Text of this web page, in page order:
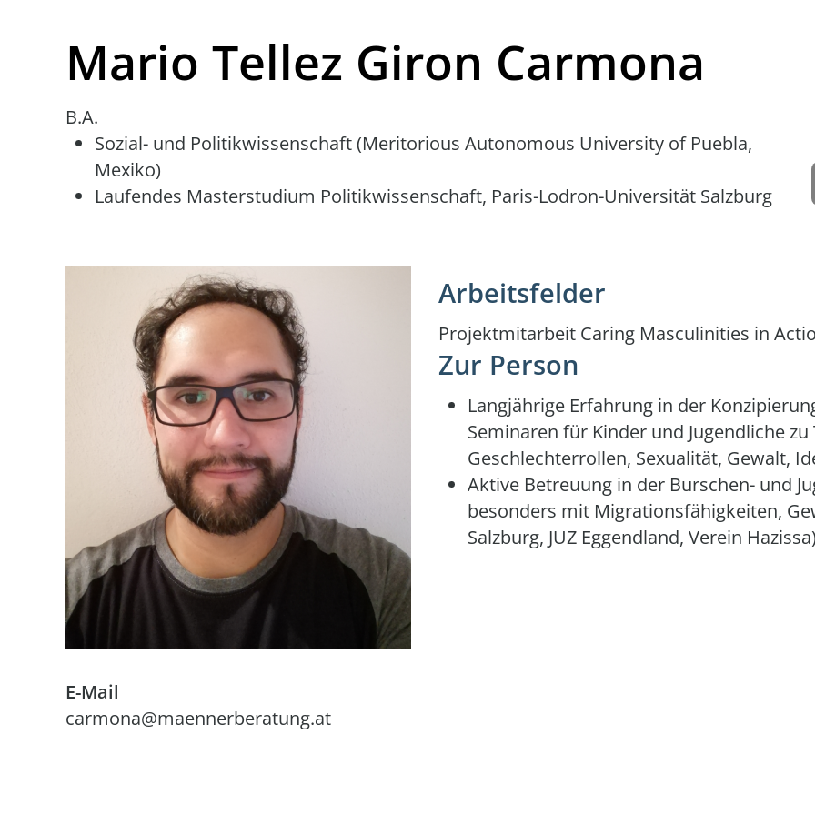
Mario Tellez Giron Carmona
B.A.
Sozial- und Politikwissenschaft (Meritorious Autonomous University of Puebla,
Mexiko)
Laufendes Masterstudium Politikwissenschaft, Paris-Lodron-Universität Salzburg
E-Mail
carmona@maennerberatung.at
Arbeitsfelder
Projektmitarbeit Caring Masculinities in
Zur Person
Langjährige Erfahrung in der
Seminaren für Kinder und Jugendliche
Geschlechterrollen, Sexualität, Gewalt,
Aktive Betreuung in der Burschen- und
besonders mit Migrationsfähigkeiten,
Salzburg, JUZ Eggendland, Verein Hazissa)